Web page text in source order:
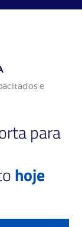
e
para
hoje